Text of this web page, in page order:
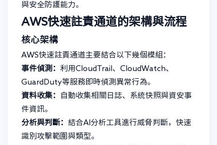
與安全防護能力。
AWS快速註責通道的架構與流程
核心架構
AWS快速註責通道主要結合以下幾個模組：
事件偵測： 利用CloudTrail、CloudWatch、
GuardDuty等服務即時偵測異常行為。
資料收集：
自動收集相關日誌、系統快照與資安事
件資訊。
分析與判斷： 結合AI分析工具進行威脅判斷，快速
識別攻擊範圍與類型。